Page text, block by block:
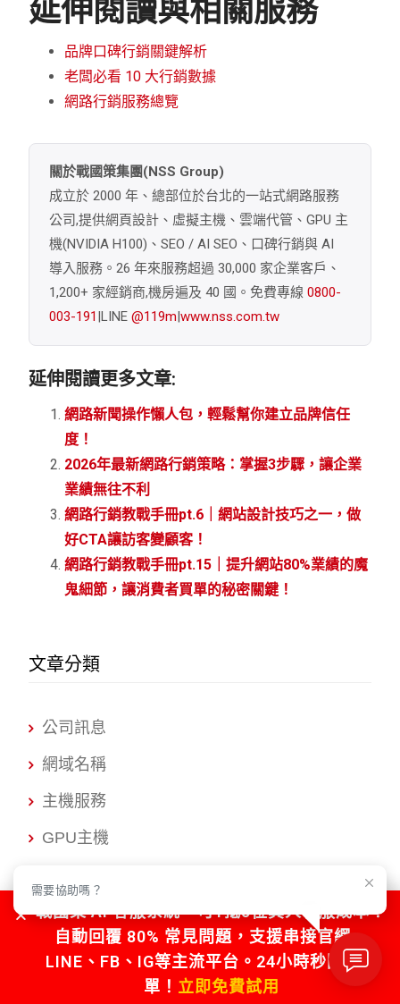
延伸閱讀與相關服務
品牌口碑行銷關鍵解析
老闆必看 10 大行銷數據
網路行銷服務總覽
關於戰國策集團(NSS Group)
成立於 2000 年、總部位於台北的一站式網路服務
公司,提供網頁設計、虛擬主機、雲端代管、GPU 主
機(NVIDIA H100)、SEO / AI SEO、口碑行銷與 AI
導入服務。26 年來服務超過 30,000 家企業客戶、
1,200+ 家經銷商,機房遍及 40 國。免費專線0800-
003-191|LINE@119m|www.nss.com.tw
延伸閱讀更多文章:
網路新聞操作懶人包，輕鬆幫你建立品牌信任
度！
2026年最新網路行銷策略：掌握3步驟，讓企業
業績無往不利
網路行銷教戰手冊pt.6｜網站設計技巧之一，做
好CTA讓訪客變顧客！
網路行銷教戰手冊pt.15｜提升網站80%業績的魔
鬼細節，讓消費者買單的秘密關鍵！
文章分類
公司訊息
網域名稱
主機服務
GPU主機
SSL憑證
網頁設計
戰國策 AI 客服系統，可1抵5位真人客服成本！
自動回覆 80% 常見問題，支援串接官網、
LINE、FB、IG等主流平台。24小時秒回不漏
單！ 立即免費試用
需要協助嗎？